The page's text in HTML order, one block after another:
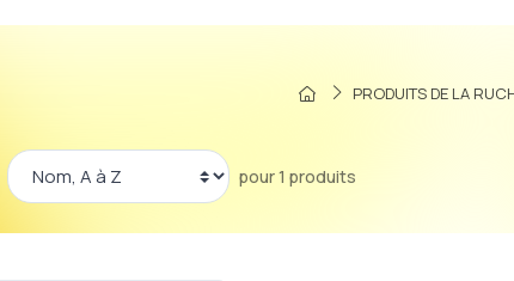
PRODUITS DE LA
pour 1 produits